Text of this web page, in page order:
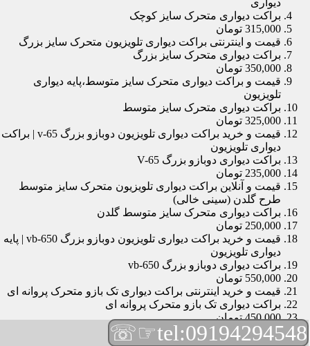
دیواری
براکت دیواری متحرک سایز کوچک
315,000 تومان
قیمت و اینترنتی براکت دیواری تلویزیون متحرک سایز بزرگ
براکت دیواری متحرک سایز بزرگ
350,000 تومان
قیمت و براکت دیواری متحرک سایز متوسط،پایه دیواری
تلویزیون
براکت دیواری متحرک سایز متوسط
325,000 تومان
قیمت و خرید براکت دیواری تلویزیون دوبازو بزرگ v-65 | براکت
دیواری تلویزیون
براکت دیواری دوبازو بزرگ V-65
235,000 تومان
قیمت و آنلاین براکت دیواری تلویزیون متحرک سایز متوسط
طرح گلدن (سینی خالی)
براکت دیواری متحرک سایز متوسط گلدن
250,000 تومان
قیمت و خرید براکت دیواری تلویزیون دوبازو بزرگ vb-650 | پایه
دیواری تلویزیون
براکت دیواری دوبازو بزرگ vb-650
550,000 تومان
قیمت و خرید اینترنتی براکت دیواری تک بازو متحرک پروانه ای
براکت دیواری تک بازو متحرک پروانه ای
450,000 تومان
قیمت و براکت دیواری تلویزیون مچی | براکت دیواری تلویزیون
tel:09194294548
☞☏